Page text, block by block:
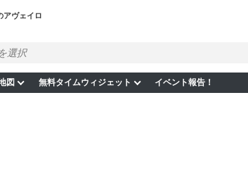
アヴェイロ
図 無料タイムウィジェット イベント報告！